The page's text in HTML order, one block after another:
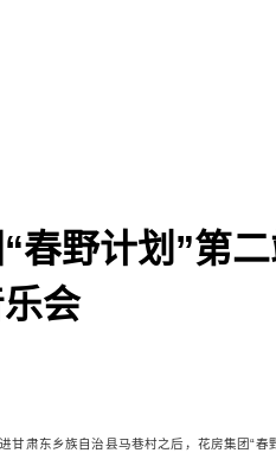
春野计划”第
会
甘肃东乡族自治县马巷村之后，花房集团“